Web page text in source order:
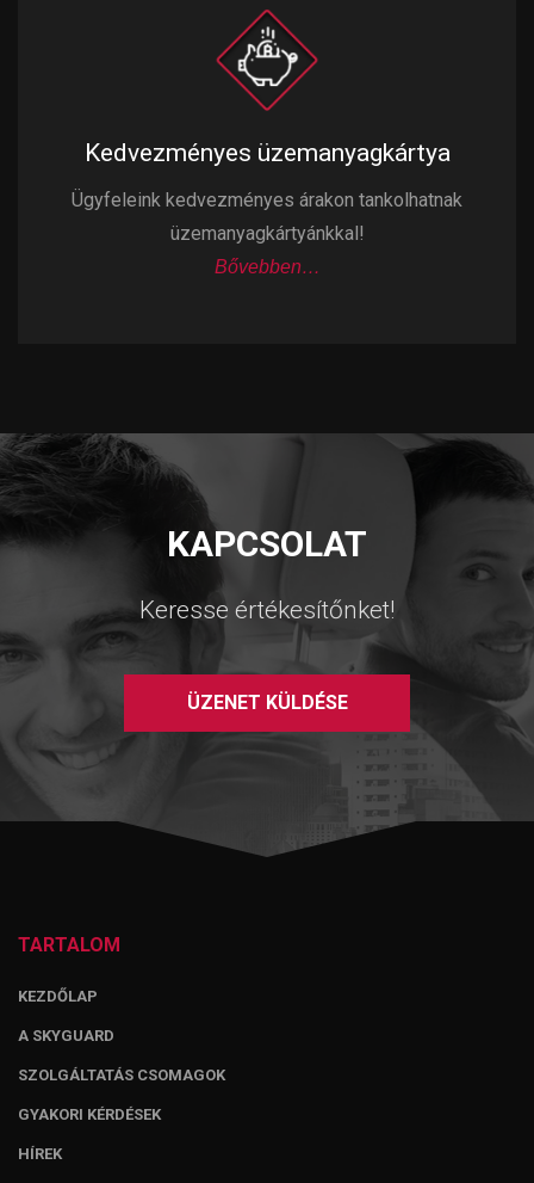
Kedvezményes üzemanyagkártya
Ügyfeleink kedvezményes árakon tankolhatnak
üzemanyagkártyánkkal!
Bővebben…
KAPCSOLAT
Keresse értékesítőnket!
ÜZENET KÜLDÉSE
TARTALOM
KEZDŐLAP
A SKYGUARD
SZOLGÁLTATÁS CSOMAGOK
GYAKORI KÉRDÉSEK
HÍREK